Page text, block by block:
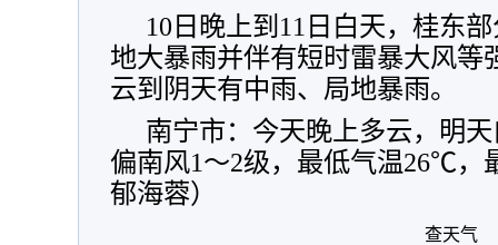
10日晚上到11日白天，桂东
地大暴雨并伴有短时雷暴大风等
云到阴天有中雨、局地暴雨。
南宁市：今天晚上多云，明
偏南风1～2级，最低气温26℃
郁海蓉）
查天气